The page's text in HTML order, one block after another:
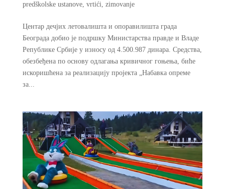
predškolske ustanove, vrtići, zimovanje
Центар дечјих летовалишта и опоравилишта града
Београда добио је подршку Министарства правде и Владе
Републике Србије у износу од 4.500.987 динара. Средства,
обезбеђена по основу одлагања кривичног гоњења, биће
искоришћена за реализацију пројекта „Набавка опреме
за...